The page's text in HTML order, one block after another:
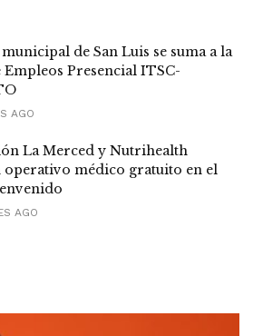
de San Luis se suma a la
Empleos Presencial ITSC-
AGO
La Merced y Nutrihealth
operativo médico gratuito en el
AGO